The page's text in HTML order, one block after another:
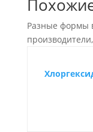
Разные формы